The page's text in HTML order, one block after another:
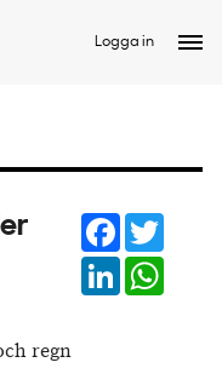
Logga in
Facebook
LinkedIn
regn